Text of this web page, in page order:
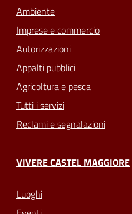
Ambiente
Imprese e commercio
Autorizzazioni
Appalti pubblici
Agricoltura e pesca
Tutti i servizi
Reclami e segnalazioni
VIVERE CASTEL MAGGIORE
Luoghi